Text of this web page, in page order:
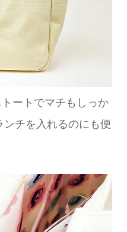
ートでマチもしっか
ンチを入れるのにも便